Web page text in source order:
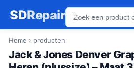
SDRepair
Home › producten
Jack & Jones Denver